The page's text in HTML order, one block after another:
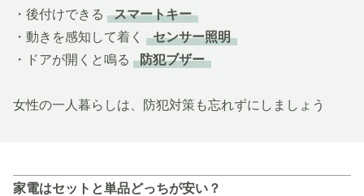
・後付けできる
スマートキー
・動きを感知して着く
センサー照明
・ドアが開くと鳴る
防犯ブザー
女性の一人暮らしは、防犯対策も忘れずにしましょう
家電はセットと単品どっちが安い？